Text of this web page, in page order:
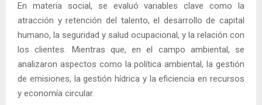
En materia social, se evaluó variables clave como la
atracción y retención del talento, el desarrollo de capital
humano, la seguridad y salud ocupacional, y la relación con
los clientes. Mientras que, en el campo ambiental, se
analizaron aspectos como la política ambiental, la gestión
de emisiones, la gestión hídrica y la eficiencia en recursos
y economía circular.